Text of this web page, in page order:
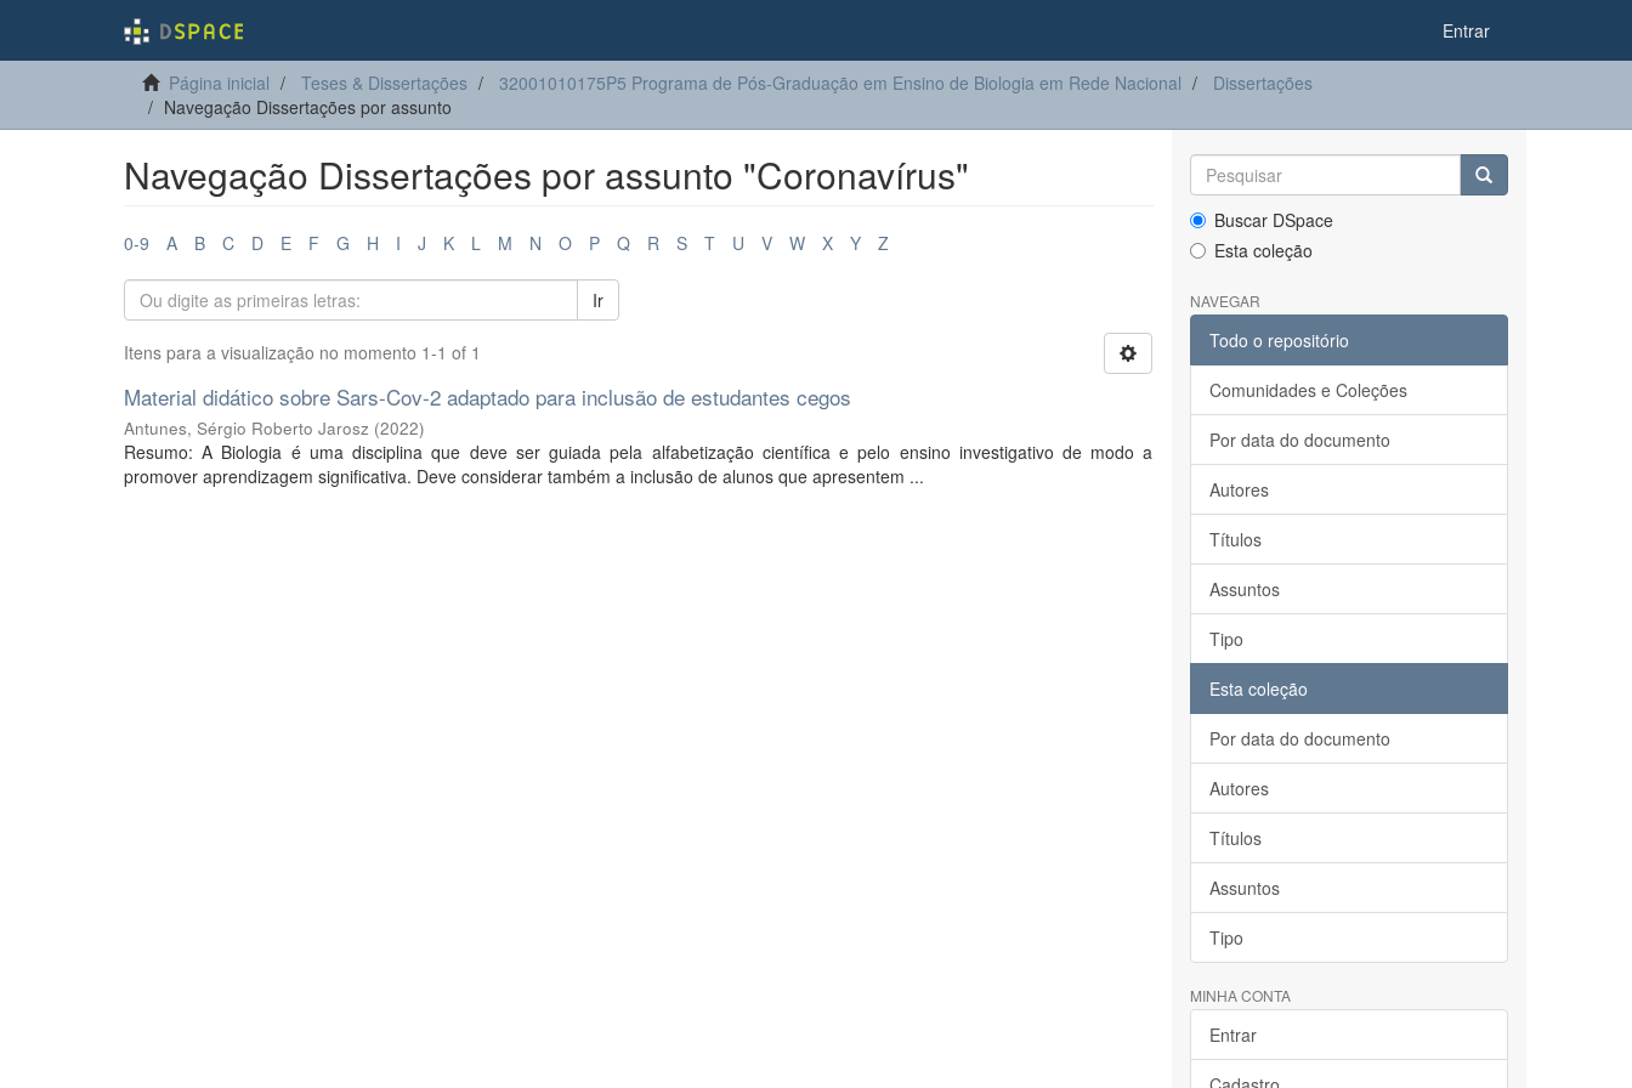
Entrar
Página inicial Teses & Dissertações 32001010175P5 Programa de Pós-Graduação em Ensino de Biologia em Rede Nacional
Dissertações
Navegação Dissertações por assunto
Navegação Dissertações por assunto "Coronavírus"
0-9 A B C D E F G H I J K L M N O P Q R S T U V W X Y Z
Ir
Itens para a visualização no momento 1-1 of 1
Material didático sobre Sars-Cov-2 adaptado para inclusão de estudantes cegos
Antunes, Sérgio Roberto Jarosz (2022)
Resumo: A Biologia é uma disciplina que deve ser guiada pela alfabetização científica e pelo ensino investigativo de modo a
promover aprendizagem significativa. Deve considerar também a inclusão de alunos que apresentem ...
Buscar DSpace
Esta coleção
NAVEGAR
Todo o repositório
Comunidades e Coleções
Por data do documento
Autores
Títulos
Assuntos
Tipo
Esta coleção
Por data do documento
Autores
Títulos
Assuntos
Tipo
MINHA CONTA
Entrar